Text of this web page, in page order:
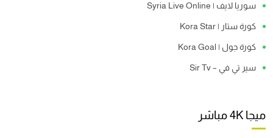
سوريا لايف | Syria Live Online
كورة ستار | Kora Star
كورة جول | Kora Goal
سير تي في – Sir Tv
ميجا 4K مباشر